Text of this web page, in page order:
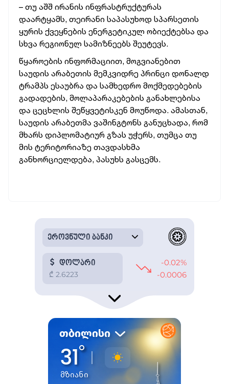
– თუ აშშ ირანის ინფრასტრუქტურას
დაარტყამს, თეირანი საპასუხოდ სპარსეთის
ყურის ქვეყნების ენერგეტიკულ ობიექტებსა და
სხვა რეგიონულ სამიზნეებს შეუტევს.
წყაროების ინფორმაციით, მოგვიანებით
საუდის არაბეთის მემკვიდრე პრინცი დონალდ
ტრამპს ესაუბრა და სამხედრო მოქმედებების
გადადების, მოლაპარაკებების განახლებისა
და ცეცხლის შეწყვეტისკენ მოუწოდა. ამასთან,
საუდის არაბეთმა ვაშინგტონს განუცხადა, რომ
მხარს დიპლომატიურ გზას უჭერს, თუმცა თუ
მის ტერიტორიაზე თავდასხმა
განხორციელდება, პასუხს გასცემს.